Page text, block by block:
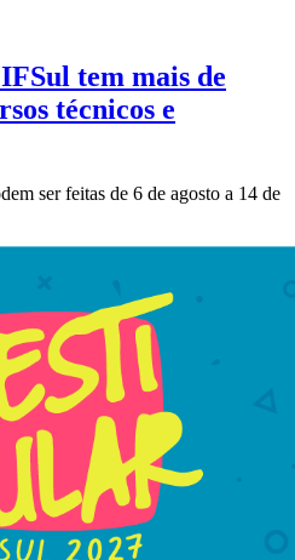
tem mais de
técnicos e
ser feitas de 6 de agosto a 14 de